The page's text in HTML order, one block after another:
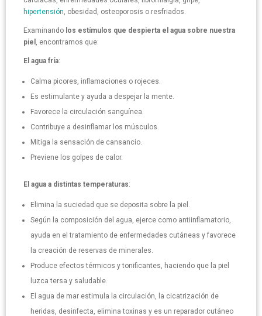
hipertensión, obesidad, osteoporosis o resfriados.
Examinando los estímulos que despierta el agua sobre nuestra
piel , encontramos que:
El agua fría:
Calma picores, inflamaciones o rojeces.
Es estimulante y ayuda a despejar la mente.
Favorece la circulación sanguínea.
Contribuye a desinflamar los músculos.
Mitiga la sensación de cansancio.
Previene los golpes de calor.
El agua a distintas temperaturas:
Elimina la suciedad que se deposita sobre la piel.
Según la composición del agua, ejerce como antiinflamatorio,
ayuda en el tratamiento de enfermedades cutáneas y favorece
la creación de reservas de minerales.
Produce efectos térmicos y tonificantes, haciendo que la piel
luzca tersa y saludable.
El agua de mar estimula la circulación, la cicatrización de
heridas, desinfecta, elimina toxinas y es un reparador cutáneo